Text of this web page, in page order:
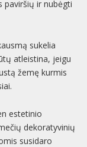
paviršių ir nubėgti
sukelia
atleistina, jeigu
žemę kurmis
estetinio
dekoratyvinių
susidaro